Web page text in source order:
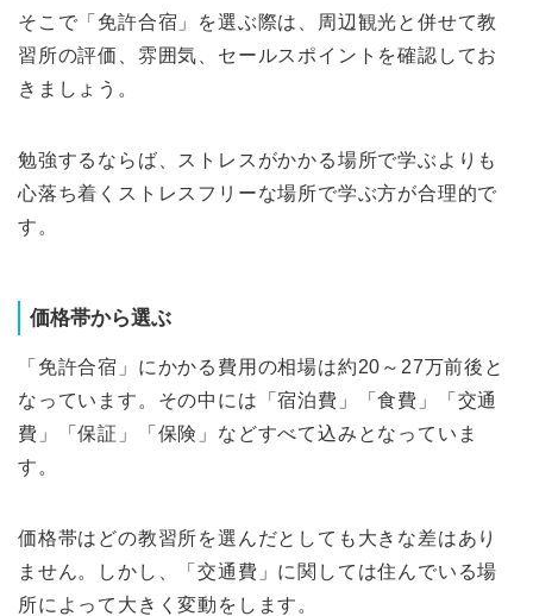
そこで「免許合宿」を選ぶ際は、周辺観光と併せて教
習所の評価、雰囲気、セールスポイントを確認してお
きましょう。
勉強するならば、ストレスがかかる場所で学ぶよりも
心落ち着くストレスフリーな場所で学ぶ方が合理的で
す。
価格帯から選ぶ
「免許合宿」にかかる費用の相場は約20～27万前後と
なっています。その中には「宿泊費」「食費」「交通
費」「保証」「保険」などすべて込みとなっていま
す。
価格帯はどの教習所を選んだとしても大きな差はあり
ません。しかし、「交通費」に関しては住んでいる場
所によって大きく変動をします。